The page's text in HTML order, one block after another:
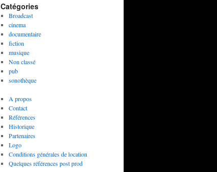
Catégories
Broadcast
cinema
documentaire
fiction
musique
Non classé
pub
sonothèque
A propos
Contact
Références
Historique
Partenaires
Logo
Conditions générales de location
Quelques références post prod